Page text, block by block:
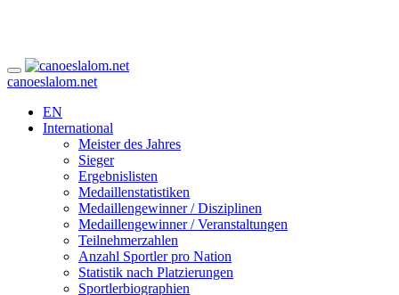
canoeslalom.net
EN
International
Meister des Jahres
Sieger
Ergebnislisten
Medaillenstatistiken
Medaillengewinner / Disziplinen
Medaillengewinner / Veranstaltungen
Teilnehmerzahlen
Anzahl Sportler pro Nation
Statistik nach Platzierungen
Sportlerbiographien